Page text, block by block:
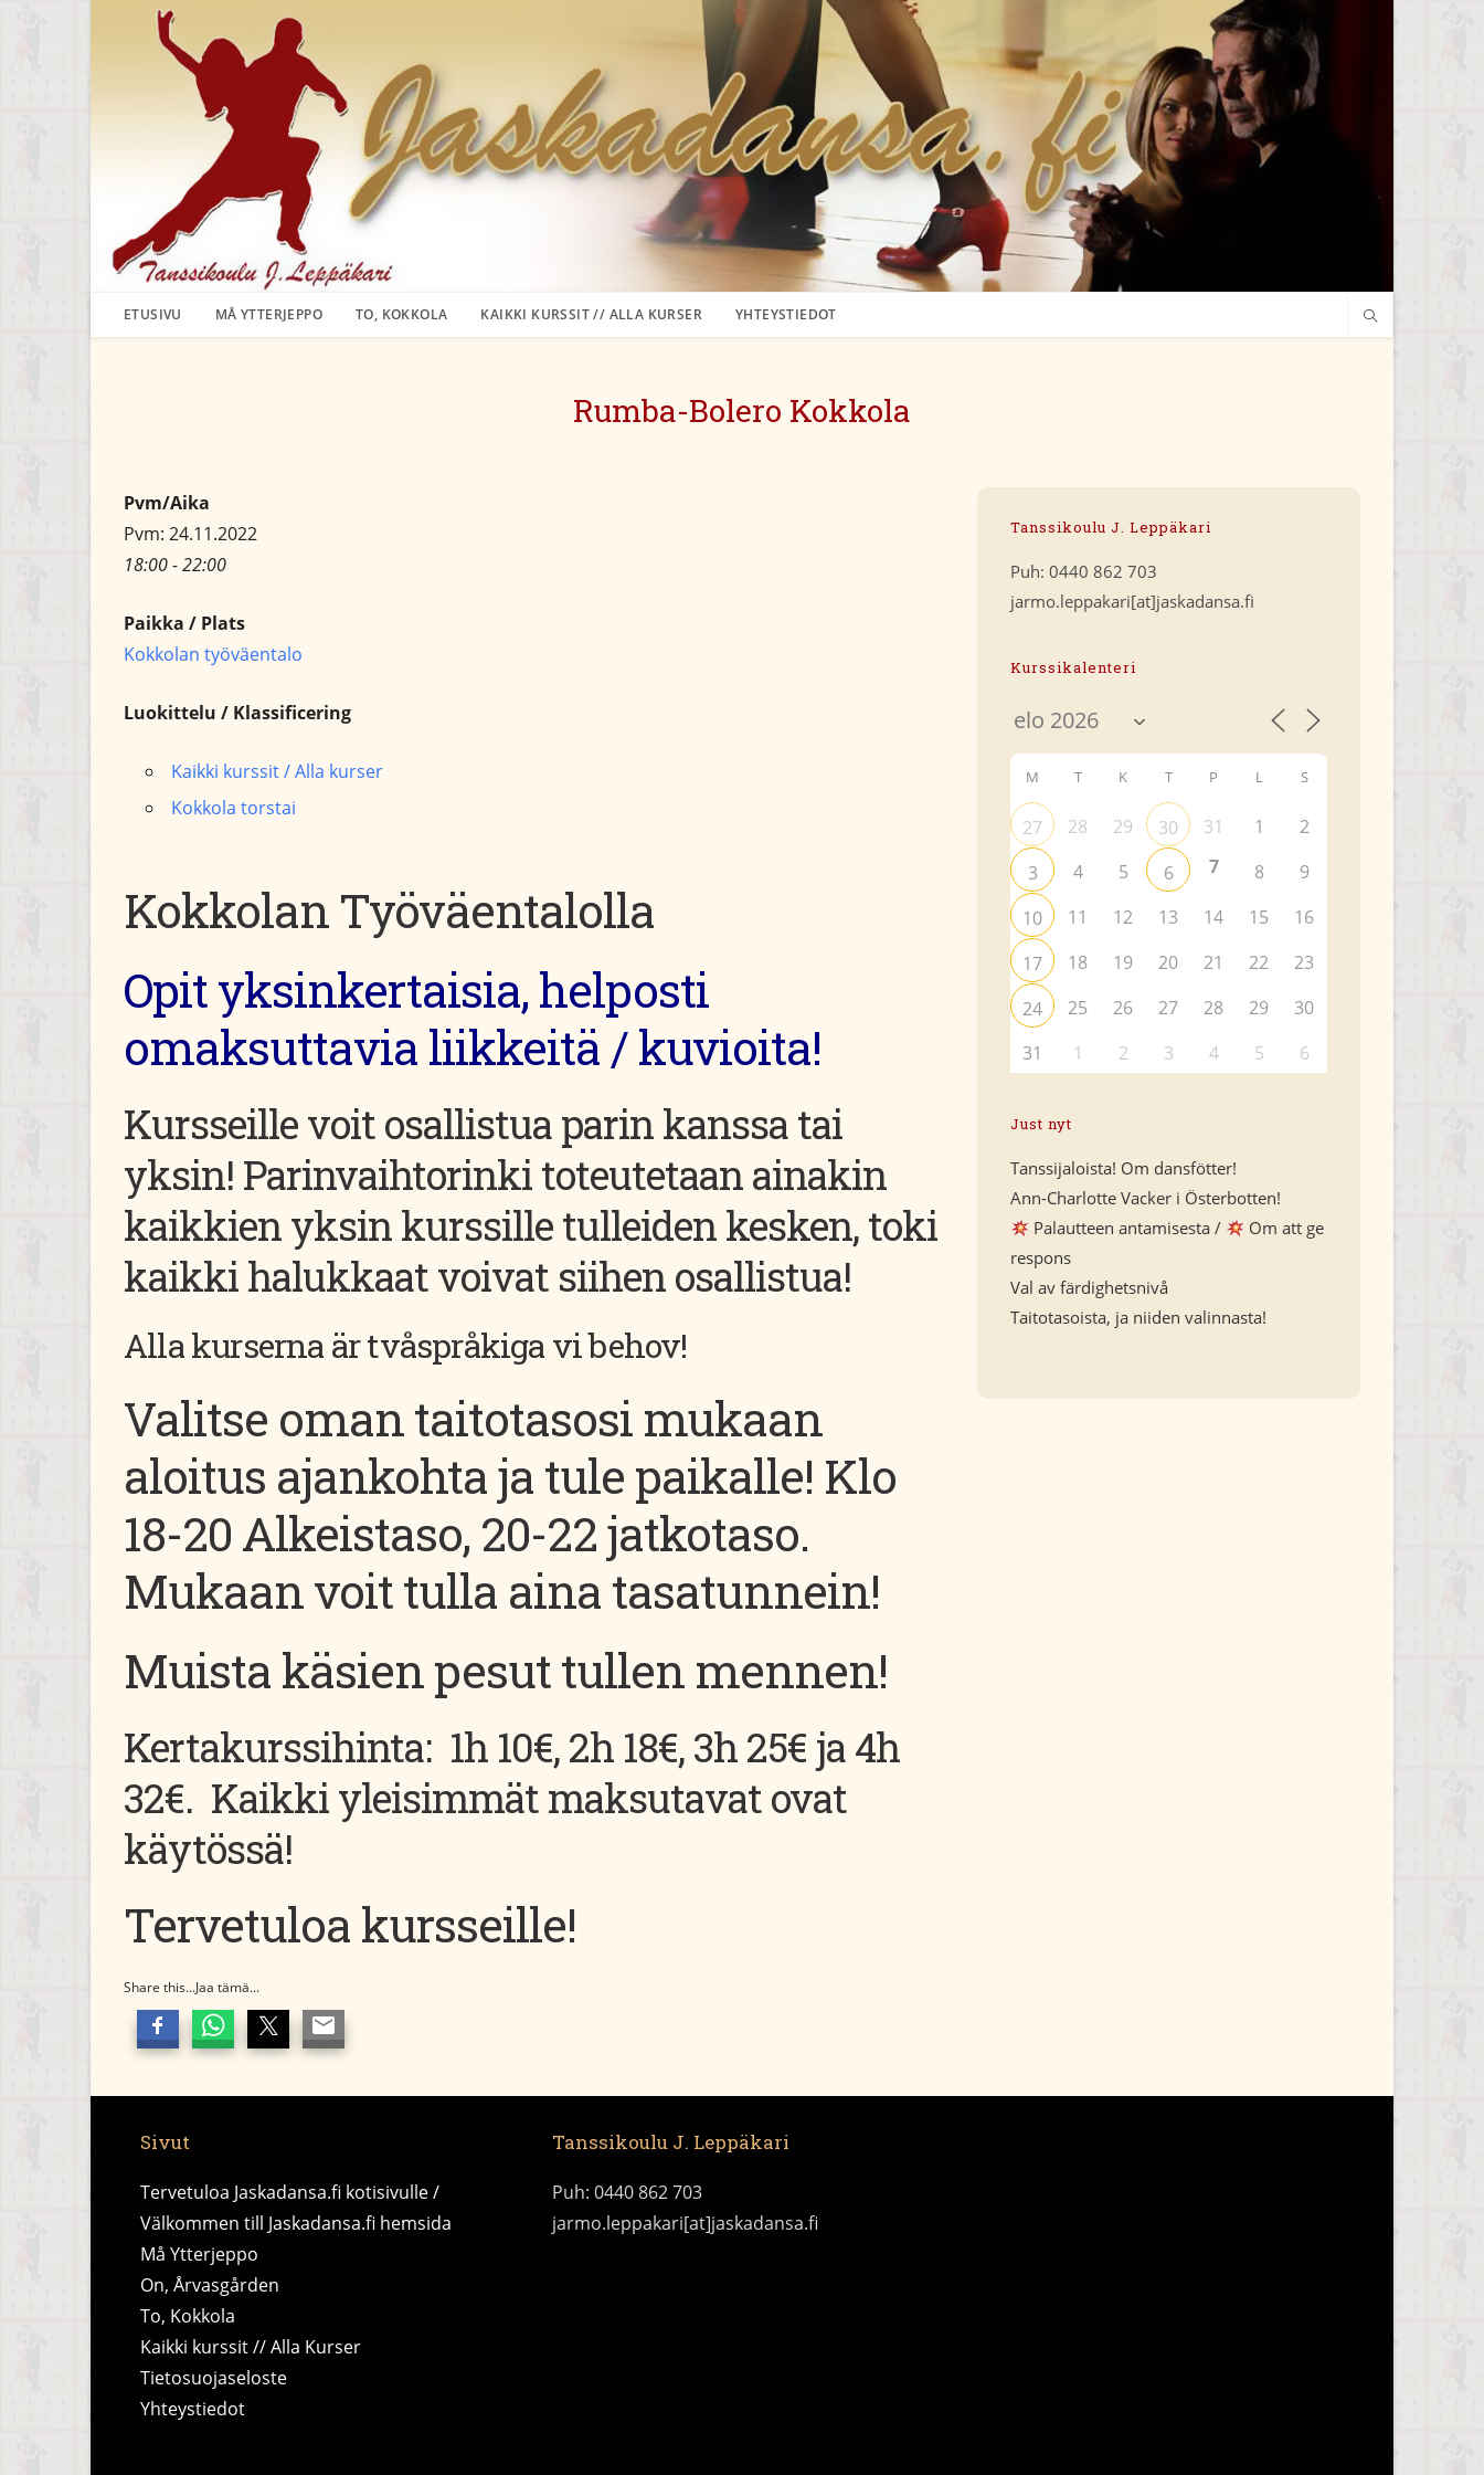
ETUSIVU MÅ YTTERJEPPO TO, KOKKOLA KAIKKI KURSSIT // ALLA KURSER YHTEYSTIEDOT
Rumba-Bolero Kokkola
Pvm/Aika
Pvm: 24.11.2022
18:00 - 22:00
Paikka / Plats
Kokkolan työväentalo
Luokittelu / Klassificering
Kaikki kurssit / Alla kurser
Kokkola torstai
Kokkolan Työväentalolla
Opit yksinkertaisia, helposti
omaksuttavia liikkeitä / kuvioita!
Kursseille voit osallistua parin kanssa tai
yksin! Parinvaihtorinki toteutetaan ainakin
kaikkien yksin kurssille tulleiden kesken, toki
kaikki halukkaat voivat siihen osallistua!
Alla kurserna är tvåspråkiga vi behov!
Valitse oman taitotasosi mukaan
aloitus ajankohta ja tule paikalle! Klo
18-20 Alkeistaso, 20-22 jatkotaso.
Mukaan voit tulla aina tasatunnein!
Muista käsien pesut tullen mennen!
Kertakurssihinta: 1h 10€, 2h 18€, 3h 25€ ja 4h
32€. Kaikki yleisimmät maksutavat ovat
käytössä!
Tervetuloa kursseille!
Share this...Jaa tämä...
Tanssikoulu J. Leppäkari
Puh: 0440 862 703
jarmo.leppakari[at]jaskadansa.fi
Kurssikalenteri
M T K T P L S
27 28 29 30 31 1
2
3
4 5 6 7 8
9
10
11 12 13 14 15
16
17
18 19 20 21 22
23
24
25 26 27 28 29
30
31
1 2 3 4 5 6
Just nyt
Tanssijaloista! Om dansfötter!
Ann-Charlotte Vacker i Österbotten!
Palautteen antamisesta /
Om att ge
respons
Val av färdighetsnivå
Taitotasoista, ja niiden valinnasta!
Sivut
Tervetuloa Jaskadansa.fi kotisivulle /
Välkommen till Jaskadansa.fi hemsida
Må Ytterjeppo
On, Årvasgården
To, Kokkola
Kaikki kurssit // Alla Kurser
Tietosuojaseloste
Yhteystiedot
Tanssikoulu J. Leppäkari
Puh: 0440 862 703
jarmo.leppakari[at]jaskadansa.fi